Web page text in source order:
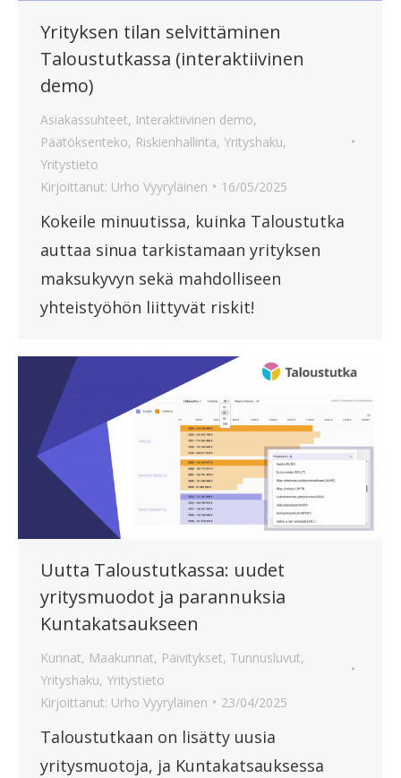
Yrityksen tilan selvittäminen
Taloustutkassa (interaktiivinen
demo)
Asiakassuhteet, Interaktiivinen demo,
Päätöksenteko, Riskienhallinta, Yrityshaku,
Yritystieto
Kirjoittanut: Urho Vyyryläinen 16/05/2025
Kokeile minuutissa, kuinka Taloustutka
auttaa sinua tarkistamaan yrityksen
maksukyvyn sekä mahdolliseen
yhteistyöhön liittyvät riskit!
Uutta Taloustutkassa: uudet
yritysmuodot ja parannuksia
Kuntakatsaukseen
Kunnat, Maakunnat, Päivitykset, Tunnusluvut,
Yrityshaku, Yritystieto
Kirjoittanut: Urho Vyyryläinen 23/04/2025
Taloustutkaan on lisätty uusia
yritysmuotoja, ja Kuntakatsauksessa